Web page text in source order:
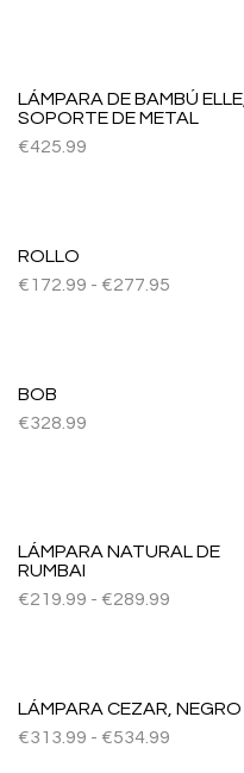
LÁMPARA DE BAMBÚ ELLE,
SOPORTE DE METAL
€425.99
ROLLO
€172.99 - €277.95
BOB
€328.99
LÁMPARA NATURAL DE
RUMBAI
€219.99 - €289.99
LÁMPARA CEZAR, NEGRO
€313.99 - €534.99